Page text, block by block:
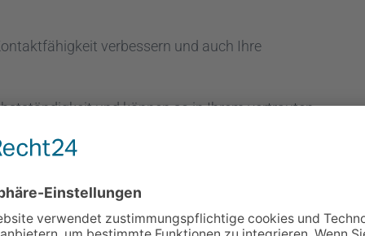
verbessern und auch Ihre
und können so in Ihrem vertrauten
WfbM, vorbereiten.